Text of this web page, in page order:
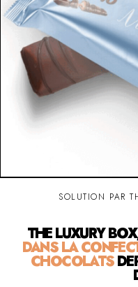
SOLUTION PAR
THE LUXURY
DANS LA
CHOCOLATS